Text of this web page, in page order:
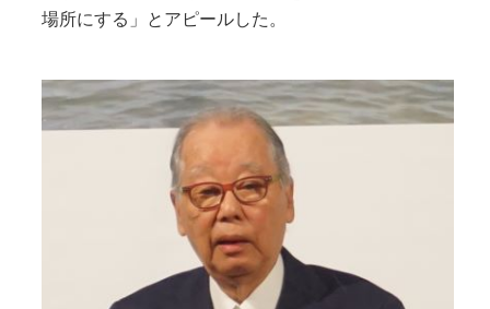
場所にする」とアピールした。